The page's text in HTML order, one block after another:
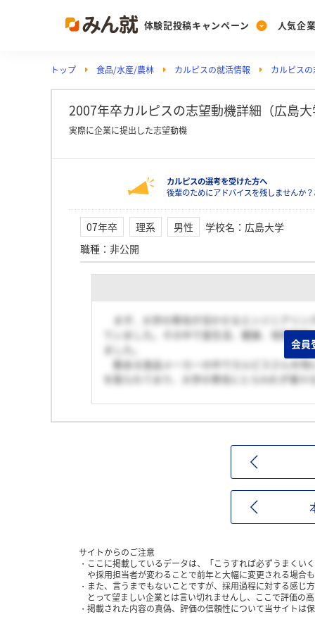
体験記投稿キャンペーン
Post
投稿する
人気企
Ranking
ランキングを見る
Vote
投票する
PickUp
注目の企業特集
トップ 食品/水産/農林 カルピスの就活情報 カルピス
2007年卒カルピスの志望動機詳細（広島
実際に企業に提出した志望動機
カルピスの選考を受けた方へ
後輩のためにアドバイスを残しませんか
07年卒 理系 男性 学校名 ： 広島大学
職種 ： 非公開
まず、大学の専攻が活かせるエンジニアリ
ていました。その中で食生活、健康、地球環
ました。
数ある食品メーカーの中でカルピスさんを
を取られており、大学の専攻にとらわれず様
会員
サイトからのご注意
ここに掲載しているデータは、「こうすれば必ずうまくい
や採用担当者が変わることで前年と大幅に変更される場合
また、言うまでもないことですが、採用過程に対する感じ
とって望ましい企業とは言い切れませんし、ここで評価の
掲載された内容の真偽、評価の信頼性について当サイトは